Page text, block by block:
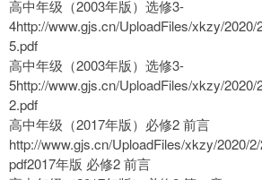
高中年级（2003年版）选修3-
4http://www.gjs.cn/UploadFiles/xkzy/2020/
5.pdf
高中年级（2003年版）选修3-
5http://www.gjs.cn/UploadFiles/xkzy/2020/
2.pdf
高中年级（2017年版）必修2 前言
http://www.gjs.cn/UploadFiles/xkzy/2020/
pdf2017年版 必修2 前言